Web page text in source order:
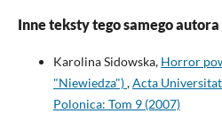
Inne teksty tego samego autora
Karolina Sidowska, Horror
"Niewiedza"),Acta
Polonica: Tom 9 (2007)